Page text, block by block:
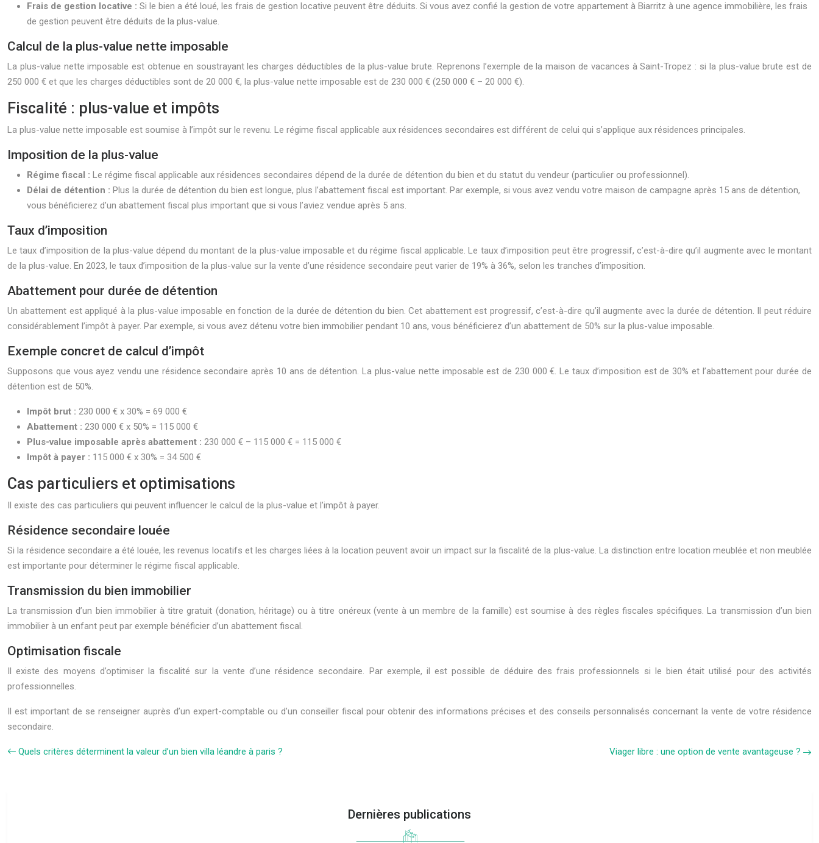
Frais de gestion locative : Si le bien a été loué, les frais de gestion locative peuvent être déduits. Si vous avez confié la gestion de votre appartement à Biarritz à une agence immobilière, les frais
de gestion peuvent être déduits de la plus-value.
Calcul de la plus-value nette imposable
La plus-value nette imposable est obtenue en soustrayant les charges déductibles de la plus-value brute. Reprenons l’exemple de la maison de vacances à Saint-Tropez : si la plus-value brute est de
250 000 € et que les charges déductibles sont de 20 000 €, la plus-value nette imposable est de 230 000 € (250 000 € – 20 000 €).
Fiscalité : plus-value et impôts
La plus-value nette imposable est soumise à l’impôt sur le revenu. Le régime fiscal applicable aux résidences secondaires est différent de celui qui s’applique aux résidences principales.
Imposition de la plus-value
Régime fiscal : Le régime fiscal applicable aux résidences secondaires dépend de la durée de détention du bien et du statut du vendeur (particulier ou professionnel).
Délai de détention : Plus la durée de détention du bien est longue, plus l’abattement fiscal est important. Par exemple, si vous avez vendu votre maison de campagne après 15 ans de détention,
vous bénéficierez d’un abattement fiscal plus important que si vous l’aviez vendue après 5 ans.
Taux d’imposition
Le taux d’imposition de la plus-value dépend du montant de la plus-value imposable et du régime fiscal applicable. Le taux d’imposition peut être progressif, c’est-à-dire qu’il augmente avec le montant
de la plus-value. En 2023, le taux d’imposition de la plus-value sur la vente d’une résidence secondaire peut varier de 19% à 36%, selon les tranches d’imposition.
Abattement pour durée de détention
Un abattement est appliqué à la plus-value imposable en fonction de la durée de détention du bien. Cet abattement est progressif, c’est-à-dire qu’il augmente avec la durée de détention. Il peut réduire
considérablement l’impôt à payer. Par exemple, si vous avez détenu votre bien immobilier pendant 10 ans, vous bénéficierez d’un abattement de 50% sur la plus-value imposable.
Exemple concret de calcul d’impôt
Supposons que vous ayez vendu une résidence secondaire après 10 ans de détention. La plus-value nette imposable est de 230 000 €. Le taux d’imposition est de 30% et l’abattement pour durée de
détention est de 50%.
Impôt brut : 230 000 € x 30% = 69 000 €
Abattement : 230 000 € x 50% = 115 000 €
Plus-value imposable après abattement : 230 000 € – 115 000 € = 115 000 €
Impôt à payer : 115 000 € x 30% = 34 500 €
Cas particuliers et optimisations
Il existe des cas particuliers qui peuvent influencer le calcul de la plus-value et l’impôt à payer.
Résidence secondaire louée
Si la résidence secondaire a été louée, les revenus locatifs et les charges liées à la location peuvent avoir un impact sur la fiscalité de la plus-value. La distinction entre location meublée et non meublée
est importante pour déterminer le régime fiscal applicable.
Transmission du bien immobilier
La transmission d’un bien immobilier à titre gratuit (donation, héritage) ou à titre onéreux (vente à un membre de la famille) est soumise à des règles fiscales spécifiques. La transmission d’un bien
immobilier à un enfant peut par exemple bénéficier d’un abattement fiscal.
Optimisation fiscale
Il existe des moyens d’optimiser la fiscalité sur la vente d’une résidence secondaire. Par exemple, il est possible de déduire des frais professionnels si le bien était utilisé pour des activités
professionnelles.
Il est important de se renseigner auprès d’un expert-comptable ou d’un conseiller fiscal pour obtenir des informations précises et des conseils personnalisés concernant la vente de votre résidence
secondaire.
Quels critères déterminent la valeur d’un bien villa léandre à paris ? Viager libre : une option de vente avantageuse ?
Dernières publications